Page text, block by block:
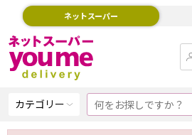
ネットスーパー
カテゴリー